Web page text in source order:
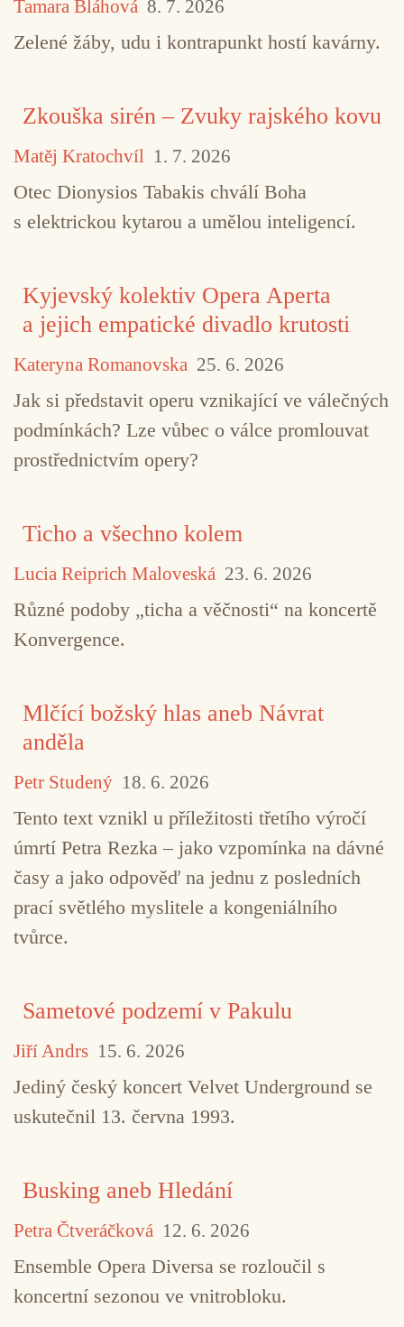
TAGY Adam Železný Agosto Foundation
Štěpán Pečírka Vs. Interpretation Zdeněk
Tamara Bláhová 8. 7. 2026
Zelené žáby, udu i kontrapunkt hostí kavárny.
Zkouška sirén – Zvuky rajského kovu
Matěj Kratochvíl 1. 7. 2026
Otec Dionysios Tabakis chválí Boha
s elektrickou kytarou a umělou inteligencí.
Kyjevský kolektiv Opera Aperta
a jejich empatické divadlo krutosti
Kateryna Romanovska 25. 6. 2026
Jak si představit operu vznikající ve válečných
podmínkách? Lze vůbec o válce promlouvat
prostřednictvím opery?
Ticho a všechno kolem
Lucia Reiprich Maloveská 23. 6. 2026
Různé podoby „ticha a věčnosti“ na koncertě
Konvergence.
Mlčící božský hlas aneb Návrat
anděla
Petr Studený 18. 6. 2026
Tento text vznikl u příležitosti třetího výročí
úmrtí Petra Rezka – jako vzpomínka na dávné
časy a jako odpověď na jednu z posledních
prací světlého myslitele a kongeniálního
tvůrce.
Sametové podzemí v Pakulu
Jiří Andrs 15. 6. 2026
Jediný český koncert Velvet Underground se
uskutečnil 13. června 1993.
Busking aneb Hledání
Petra Čtveráčková 12. 6. 2026
Ensemble Opera Diversa se rozloučil s
koncertní sezonou ve vnitrobloku.